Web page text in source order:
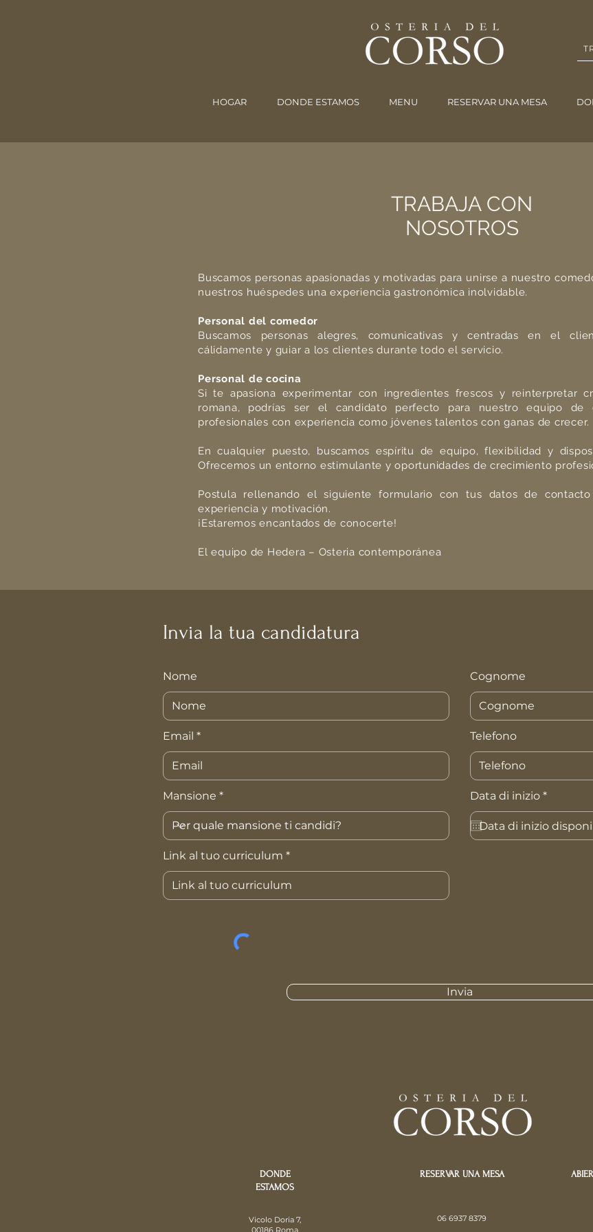
HOGAR DONDE ESTAMOS MENU RESERVAR UNA MESA
TRABAJA CON
NOSOTROS
Buscamos personas apasionadas y motivadas para unirse a nuestro
nuestros huéspedes una experiencia gastronómica inolvidable.
Personal del comedor
Buscamos personas alegres, comunicativas y centradas en el
cálidamente y guiar a los clientes durante todo el servicio.
Personal de cocina
Si te apasiona experimentar con ingredientes frescos y reinterpretar
romana, podrías ser el candidato perfecto para nuestro equipo de
profesionales con experiencia como jóvenes talentos con ganas de crecer.
En cualquier puesto, buscamos espíritu de equipo, flexibilidad y
Ofrecemos un entorno estimulante y oportunidades de crecimiento
Postula rellenando el siguiente formulario con tus datos de
experiencia y motivación.
¡Estaremos encantados de conocerte!
El equipo de Hedera – Osteria contemporánea
Invia la tua candidatura
Nome
Email
Mansione
Cognome
Telefono
Data di inizio *r
u
i
Link al tuo curriculum
Invia
DONDE
ESTAMOS
Vicolo Doria 7,
00186 Roma
RESERVAR UNA MESA
06 6937 8379